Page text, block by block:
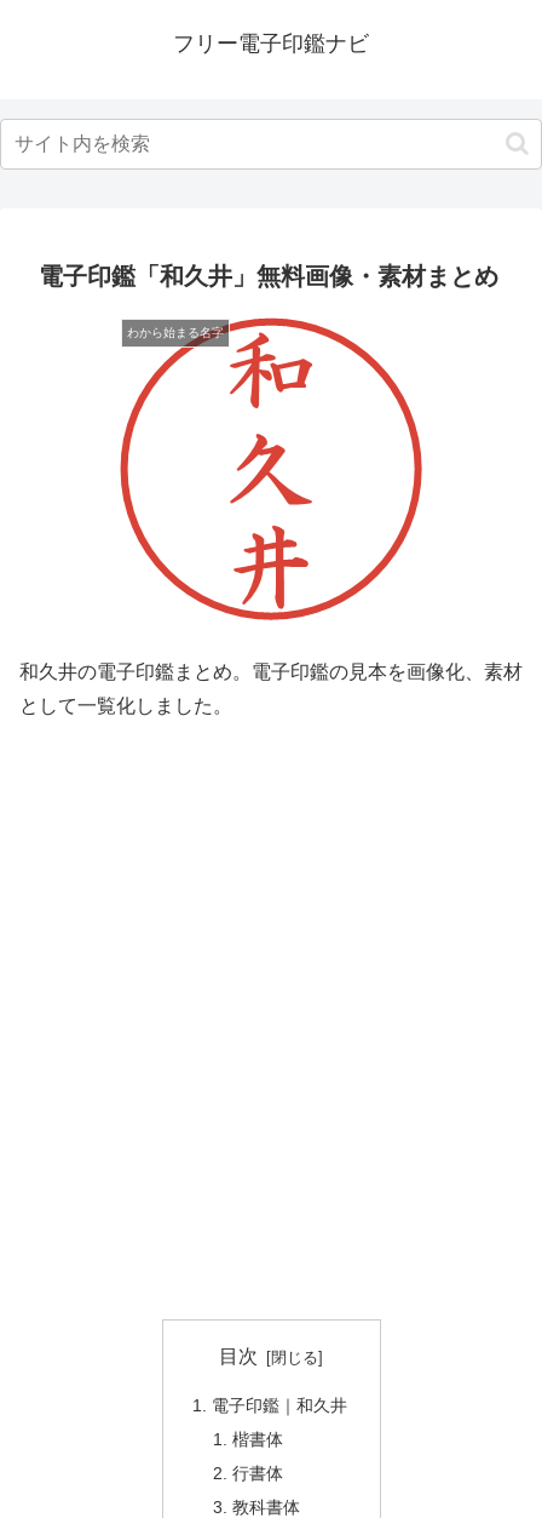
フリー電子印鑑ナビ
電子印鑑「和久井」無料画像・素材まとめ
わから始まる名字
和久井の電子印鑑まとめ。電子印鑑の見本を画像化、素材
として一覧化しました。
目次
電子印鑑｜和久井
楷書体
行書体
教科書体